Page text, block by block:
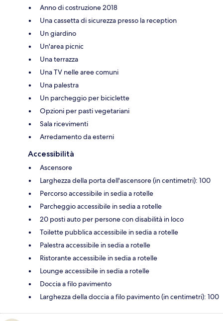
Anno di costruzione 2018
Una cassetta di sicurezza presso la reception
Un giardino
Un'area picnic
Una terrazza
Una TV nelle aree comuni
Una palestra
Un parcheggio per biciclette
Opzioni per pasti vegetariani
Sala ricevimenti
Arredamento da esterni
Accessibilità
Ascensore
Larghezza della porta dell'ascensore (in centimetri): 100
Percorso accessibile in sedia a rotelle
Parcheggio accessibile in sedia a rotelle
20 posti auto per persone con disabilità in loco
Toilette pubblica accessibile in sedia a rotelle
Palestra accessibile in sedia a rotelle
Ristorante accessibile in sedia a rotelle
Lounge accessibile in sedia a rotelle
Doccia a filo pavimento
Larghezza della doccia a filo pavimento (in centimetri): 100